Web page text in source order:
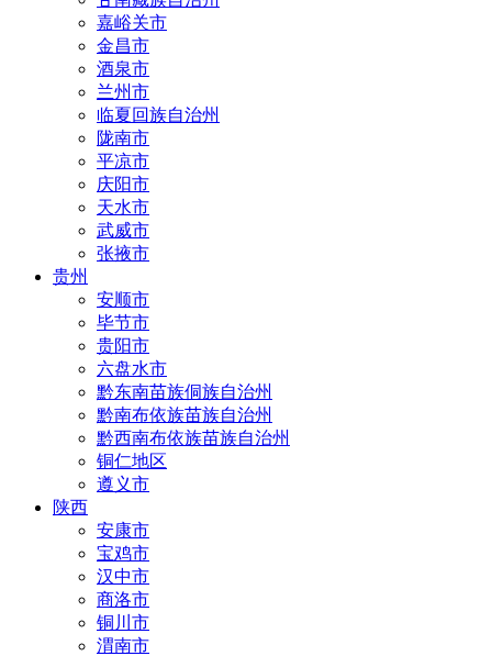
嘉峪关市
金昌市
酒泉市
兰州市
临夏回族自治州
陇南市
平凉市
庆阳市
天水市
武威市
张掖市
贵州
安顺市
毕节市
贵阳市
六盘水市
黔东南苗族侗族自治州
黔南布依族苗族自治州
黔西南布依族苗族自治州
铜仁地区
遵义市
陕西
安康市
宝鸡市
汉中市
商洛市
铜川市
渭南市